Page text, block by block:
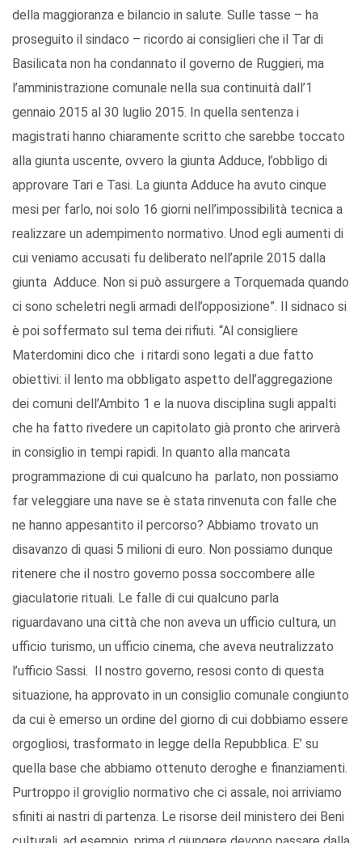
della maggioranza e bilancio in salute. Sulle tasse – ha
proseguito il sindaco – ricordo ai consiglieri che il Tar di
Basilicata non ha condannato il governo de Ruggieri, ma
l’amministrazione comunale nella sua continuità dall’1
gennaio 2015 al 30 luglio 2015. In quella sentenza i
magistrati hanno chiaramente scritto che sarebbe toccato
alla giunta uscente, ovvero la giunta Adduce, l’obbligo di
approvare Tari e Tasi. La giunta Adduce ha avuto cinque
mesi per farlo, noi solo 16 giorni nell’impossibilità tecnica a
realizzare un adempimento normativo. Unod egli aumenti di
cui veniamo accusati fu deliberato nell’aprile 2015 dalla
giunta Adduce. Non si può assurgere a Torquemada quando
ci sono scheletri negli armadi dell’opposizione”. Il sidnaco si
è poi soffermato sul tema dei rifiuti. “Al consigliere
Materdomini dico che i ritardi sono legati a due fatto
obiettivi: il lento ma obbligato aspetto dell’aggregazione
dei comuni dell’Ambito 1 e la nuova disciplina sugli appalti
che ha fatto rivedere un capitolato già pronto che arirverà
in consiglio in tempi rapidi. In quanto alla mancata
programmazione di cui qualcuno ha parlato, non possiamo
far veleggiare una nave se è stata rinvenuta con falle che
ne hanno appesantito il percorso? Abbiamo trovato un
disavanzo di quasi 5 milioni di euro. Non possiamo dunque
ritenere che il nostro governo possa soccombere alle
giaculatorie rituali. Le falle di cui qualcuno parla
riguardavano una città che non aveva un ufficio cultura, un
ufficio turismo, un ufficio cinema, che aveva neutralizzato
l’ufficio Sassi. Il nostro governo, resosi conto di questa
situazione, ha approvato in un consiglio comunale congiunto
da cui è emerso un ordine del giorno di cui dobbiamo essere
orgogliosi, trasformato in legge della Repubblica. E’ su
quella base che abbiamo ottenuto deroghe e finanziamenti.
Purtroppo il groviglio normativo che ci assale, noi arriviamo
sfiniti ai nastri di partenza. Le risorse deil ministero dei Beni